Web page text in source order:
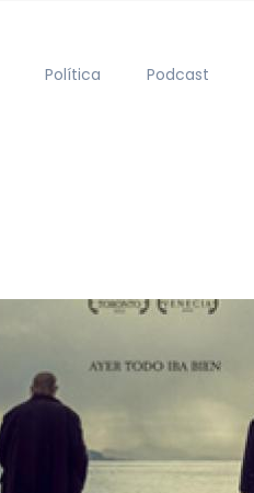
Política Podcast